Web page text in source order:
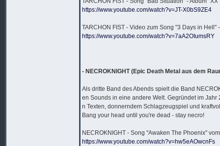
https://www.youtube.com/watch?v=JT-X0bS9ZE4
TARCHON FIST - Video zum Song "3 Days in Hell"
https://www.youtube.com/watch?v=7aA2OIumsRY
- NECROKNIGHT (Epic Death Metal aus dem
Als dritte Band des Abends spielt die Band
en Sounds in eine andere Welt. Gegründet im
n Texten, donnerndem Schlagzeugspiel und
Bang your head until you're dead - stay necro!
NECROKNIGHT - Song "Awaken The Phoenix"
https://www.youtube.com/watch?v=hw5eAOwcnFs